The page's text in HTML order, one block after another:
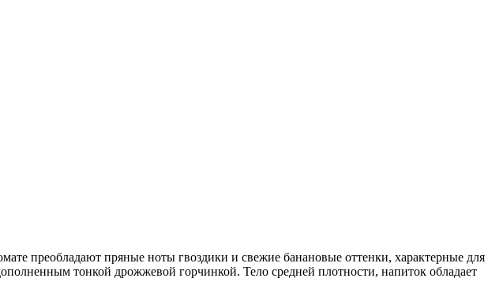
преобладают пряные ноты гвоздики и свежие банановые оттенки, характерные для
тонкой дрожжевой горчинкой. Тело средней плотности, напиток обладает